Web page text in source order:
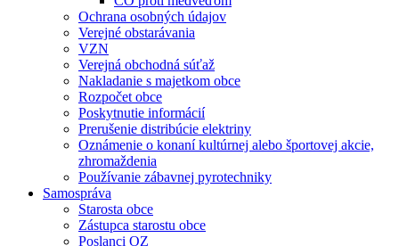
Ochrana osobných údajov
Verejné obstarávania
VZN
Verejná obchodná súťaž
Nakladanie s majetkom obce
Rozpočet obce
Poskytnutie informácií
Prerušenie distribúcie elektriny
Oznámenie o konaní kultúrnej alebo športovej akcie,
zhromaždenia
Používanie zábavnej pyrotechniky
Samospráva
Starosta obce
Zástupca starostu obce
Poslanci OZ